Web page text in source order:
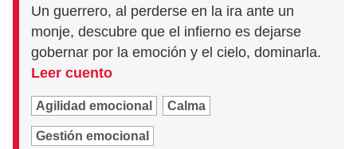
Un guerrero, al perderse en la ira ante un
monje, descubre que el infierno es dejarse
gobernar por la emoción y el cielo, dominarla.
Leer cuento
Agilidad emocional Calma
Gestión emocional